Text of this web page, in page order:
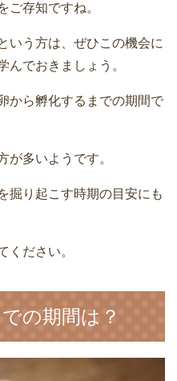
ご存知ですね。
いう方は、ぜひこの機会に
んでおきましょう。
から孵化するまでの期間で
が多いようです。
掘り起こす時期の目安にも
ください。
の期間は？